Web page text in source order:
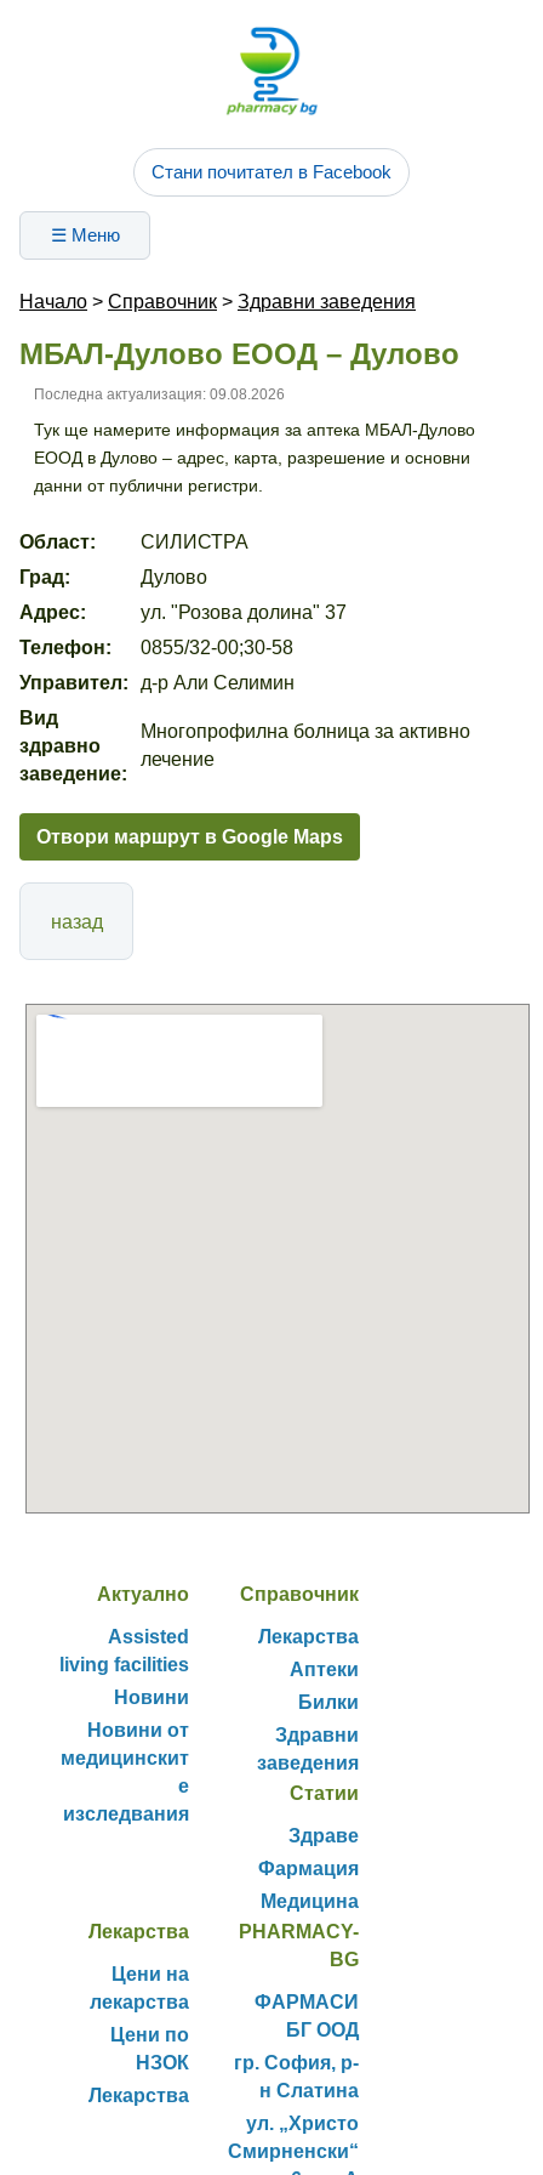
Стани почитател в Facebook
☰ Меню
Начало > Справочник > Здравни заведения
МБАЛ-Дулово ЕООД – Дулово
Последна актуализация: 09.08.2026
Тук ще намерите информация за аптека МБАЛ-Дулово
ЕООД в Дулово – адрес, карта, разрешение и основни
данни от публични регистри.
Област:
СИЛИСТРА
Град:
Дулово
Адрес:
ул. "Розова долина" 37
Телефон:
0855/32-00;30-58
Управител:
д-р Али Селимин
Вид
здравно
заведение:
Многопрофилна болница за активно
лечение
Отвори маршрут в Google Maps
назад
Актуално
Assisted
living facilities
Новини
Новини от
медицинскит
е
изследвания
Справочник
Лекарства
Аптеки
Билки
Здравни
заведения
Статии
Здраве
Фармация
Медицина
Лекарства
Цени на
лекарства
Цени по
НЗОК
Лекарства
PHARMACY-
BG
ФАРМАСИ
БГ ООД
гр. София, р-
н Слатина
ул. „Христо
Смирненски“